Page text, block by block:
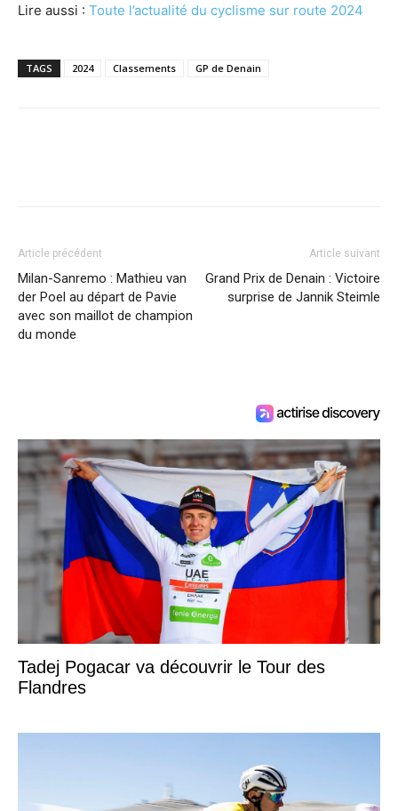
Lire aussi : Toute l’actualité du cyclisme sur route 2024
TAGS 2024 Classements GP de Denain
Article précédent
Milan-Sanremo : Mathieu van
der Poel au départ de Pavie
avec son maillot de champion
du monde
Article suivant
Grand Prix de Denain : Victoire
surprise de Jannik Steimle
Tadej Pogacar va découvrir le Tour des
Flandres